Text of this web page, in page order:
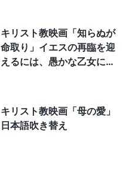
キリスト教映画「知らぬが
命取り」イエスの再臨を迎
えるには、愚かな乙女にな
キリスト教映画「母の愛」
日本語吹き替え